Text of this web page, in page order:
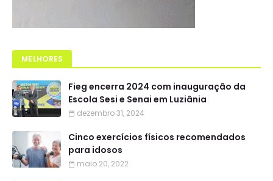
MELHORES
Fieg encerra 2024 com inauguração da
Escola Sesi e Senai em Luziânia
dezembro 31, 2024
Cinco exercícios físicos recomendados
para idosos
maio 20, 2022